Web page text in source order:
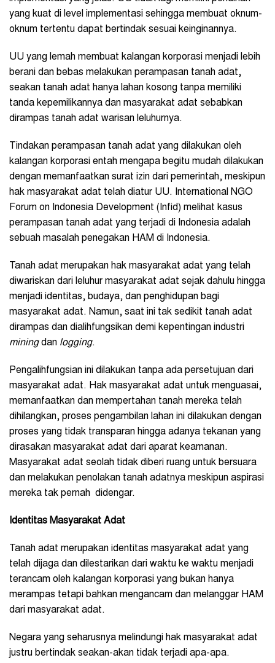
yang kuat di level implementasi sehingga membuat oknum-
oknum tertentu dapat bertindak sesuai keinginannya.
UU yang lemah membuat kalangan korporasi menjadi lebih
berani dan bebas melakukan perampasan tanah adat,
seakan tanah adat hanya lahan kosong tanpa memiliki
tanda kepemilikannya dan masyarakat adat sebabkan
dirampas tanah adat warisan leluhurnya.
Tindakan perampasan tanah adat yang dilakukan oleh
kalangan korporasi entah mengapa begitu mudah dilakukan
dengan memanfaatkan surat izin dari pemerintah, meskipun
hak masyarakat adat telah diatur UU. International NGO
Forum on Indonesia Development (Infid) melihat kasus
perampasan tanah adat yang terjadi di Indonesia adalah
sebuah masalah penegakan HAM di Indonesia.
Tanah adat merupakan hak masyarakat adat yang telah
diwariskan dari leluhur masyarakat adat sejak dahulu hingga
menjadi identitas, budaya, dan penghidupan bagi
masyarakat adat. Namun, saat ini tak sedikit tanah adat
dirampas dan dialihfungsikan demi kepentingan industri
miningdan logging.
Pengalihfungsian ini dilakukan tanpa ada persetujuan dari
masyarakat adat. Hak masyarakat adat untuk menguasai,
memanfaatkan dan mempertahan tanah mereka telah
dihilangkan, proses pengambilan lahan ini dilakukan dengan
proses yang tidak transparan hingga adanya tekanan yang
dirasakan masyarakat adat dari aparat keamanan.
Masyarakat adat seolah tidak diberi ruang untuk bersuara
dan melakukan penolakan tanah adatnya meskipun aspirasi
mereka tak pernah didengar.
Identitas Masyarakat Adat
Tanah adat merupakan identitas masyarakat adat yang
telah dijaga dan dilestarikan dari waktu ke waktu menjadi
terancam oleh kalangan korporasi yang bukan hanya
merampas tetapi bahkan mengancam dan melanggar HAM
dari masyarakat adat.
Negara yang seharusnya melindungi hak masyarakat adat
justru bertindak seakan-akan tidak terjadi apa-apa.